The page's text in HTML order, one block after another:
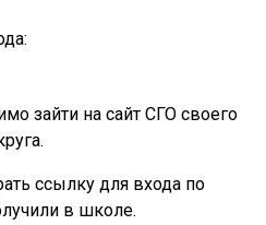
зайти на сайт СГО своего
ссылку для входа по
в школе.